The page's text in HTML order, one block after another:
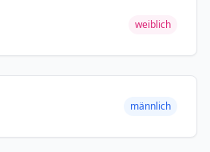
weiblich
männlich